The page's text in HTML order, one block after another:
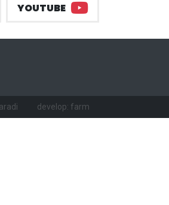
YOUTUBE
develop: farm